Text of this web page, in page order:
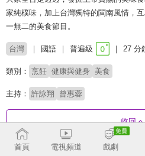
家純樸味，加上台灣獨特的閩南風情，
一無二的美食節目。
台灣 國語 普遍級 27 分
類別： 烹飪 健康與健身 美食
主持： 許詠翔 曾惠蓉
收回
首頁 電視頻道 戲劇